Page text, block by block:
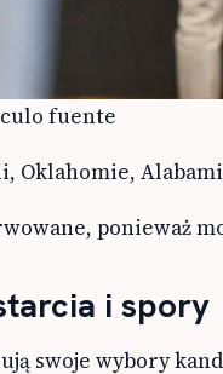
fuente
Oklahomie,
ponieważ
i spory
swoje wybory